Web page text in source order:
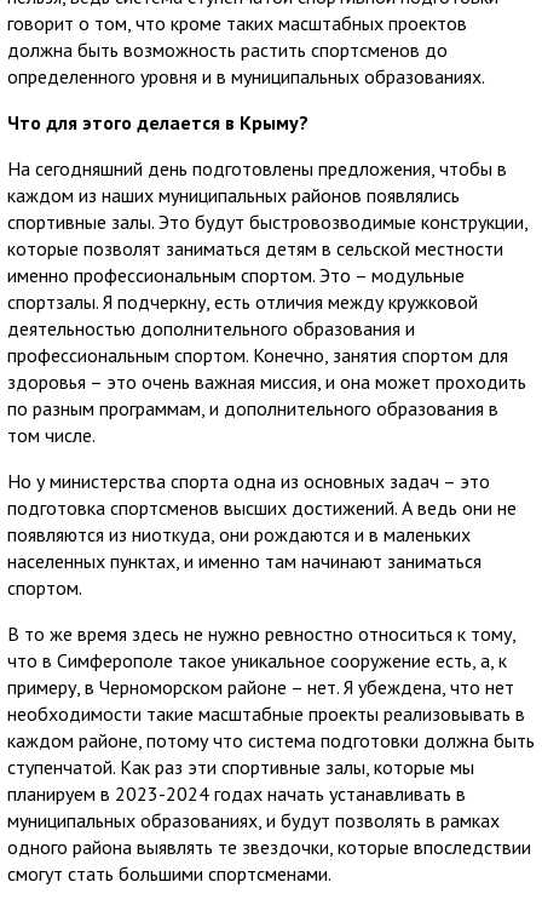
говорит о том, что кроме таких масштабных проектов
должна быть возможность растить спортсменов до
определенного уровня и в муниципальных образованиях.
Что для этого делается в Крыму?
На сегодняшний день подготовлены предложения, чтобы в
каждом из наших муниципальных районов появлялись
спортивные залы. Это будут быстровозводимые конструкции,
которые позволят заниматься детям в сельской местности
именно профессиональным спортом. Это – модульные
спортзалы. Я подчеркну, есть отличия между кружковой
деятельностью дополнительного образования и
профессиональным спортом. Конечно, занятия спортом для
здоровья – это очень важная миссия, и она может проходить
по разным программам, и дополнительного образования в
том числе.
Но у министерства спорта одна из основных задач – это
подготовка спортсменов высших достижений. А ведь они не
появляются из ниоткуда, они рождаются и в маленьких
населенных пунктах, и именно там начинают заниматься
спортом.
В то же время здесь не нужно ревностно относиться к тому,
что в Симферополе такое уникальное сооружение есть, а, к
примеру, в Черноморском районе – нет. Я убеждена, что нет
необходимости такие масштабные проекты реализовывать в
каждом районе, потому что система подготовки должна быть
ступенчатой. Как раз эти спортивные залы, которые мы
планируем в 2023-2024 годах начать устанавливать в
муниципальных образованиях, и будут позволять в рамках
одного района выявлять те звездочки, которые впоследствии
смогут стать большими спортсменами.